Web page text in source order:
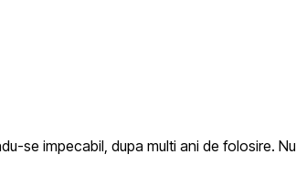
se impecabil, dupa multi ani de folosire. Nu